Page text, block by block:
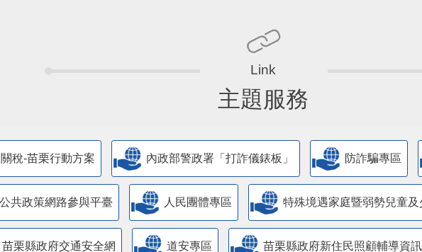
主題服務
稅-苗栗行動方案 內政部警政署「打詐儀錶板」 防詐騙專區
公共政策網路參與平臺 人民團體專區 特殊境遇家庭暨弱勢兒童
苗栗縣政府交通安全網 道安專區 苗栗縣政府新住民照顧輔導資